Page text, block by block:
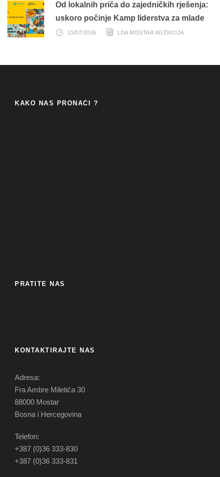
Od lokalnih priča do zajedničkih rješenja:
uskoro počinje Kamp liderstva za mlade
13/07/2026 LDA MOSTAR AGENCIJA
KAKO NAS PRONAĆI ?
PRATITE NAS
KONTAKTIRAJTE NAS
Adresa:
Fra Ambre Miletića 30
88000 Mostar
Bosna i Hercegovina
Telefon:
+387 (0)36 333-830
+387 (0)36 333-831